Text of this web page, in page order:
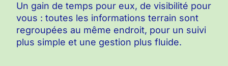
Un gain de temps pour eux, de visibilité pour
vous : toutes les informations terrain sont
regroupées au même endroit, pour un suivi
plus simple et une gestion plus fluide.